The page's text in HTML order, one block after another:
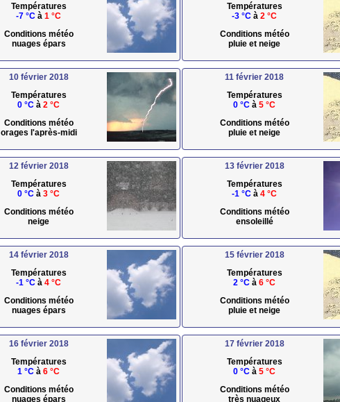
Températures
-7 °C à 1 °C
Conditions météo
nuages épars
Températures
-3 °C à 2 °C
Conditions météo
pluie et neige
10 février 2018
Températures
0 °C à 2 °C
Conditions météo
orages l'après-midi
11 février 2018
Températures
0 °C à 5 °C
Conditions météo
pluie et neige
12 février 2018
Températures
0 °C à 3 °C
Conditions météo
neige
13 février 2018
Températures
-1 °C à 4 °C
Conditions météo
ensoleillé
14 février 2018
Températures
-1 °C à 4 °C
Conditions météo
nuages épars
15 février 2018
Températures
2 °C à 6 °C
Conditions météo
pluie et neige
16 février 2018
Températures
1 °C à 6 °C
Conditions météo
nuages épars
17 février 2018
Températures
0 °C à 5 °C
Conditions météo
très nuageux